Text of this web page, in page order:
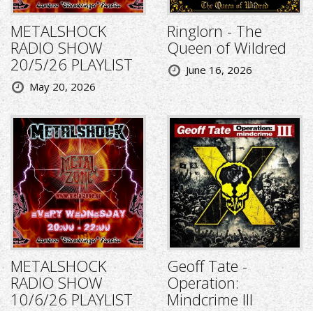
METALSHOCK
RADIO SHOW
20/5/26 PLAYLIST
May 20, 2026
Ringlorn - The
Queen of Wildred
June 16, 2026
METALSHOCK
RADIO SHOW
10/6/26 PLAYLIST
Geoff Tate -
Operation:
Mindcrime III